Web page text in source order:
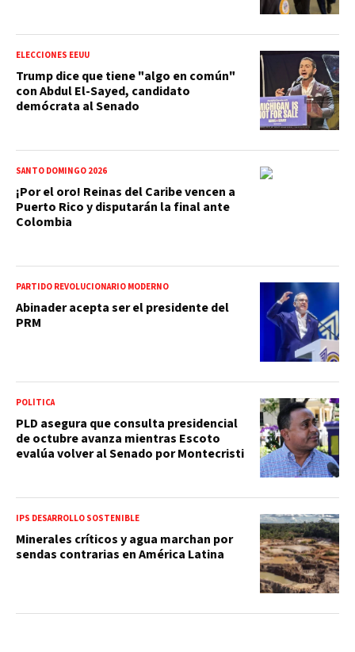
ELECCIONES EEUU
Trump dice que tiene "algo en común"
con Abdul El-Sayed, candidato
demócrata al Senado
SANTO DOMINGO 2026
¡Por el oro! Reinas del Caribe vencen a
Puerto Rico y disputarán la final ante
Colombia
PARTIDO REVOLUCIONARIO MODERNO
Abinader acepta ser el presidente del
PRM
POLÍTICA
PLD asegura que consulta presidencial
de octubre avanza mientras Escoto
evalúa volver al Senado por Montecristi
IPS DESARROLLO SOSTENIBLE
Minerales críticos y agua marchan por
sendas contrarias en América Latina